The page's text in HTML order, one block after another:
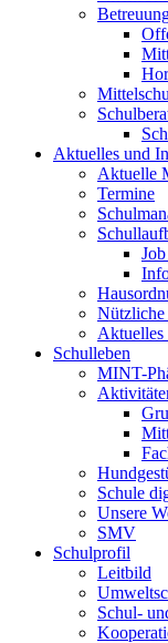
Aktuelles und
Aktuelle
Termine
Nützliche
Aktuelles
Schulleben
MINT-
Schule
Unsere
SMV
Schulprofil
Leitbild
Schul-